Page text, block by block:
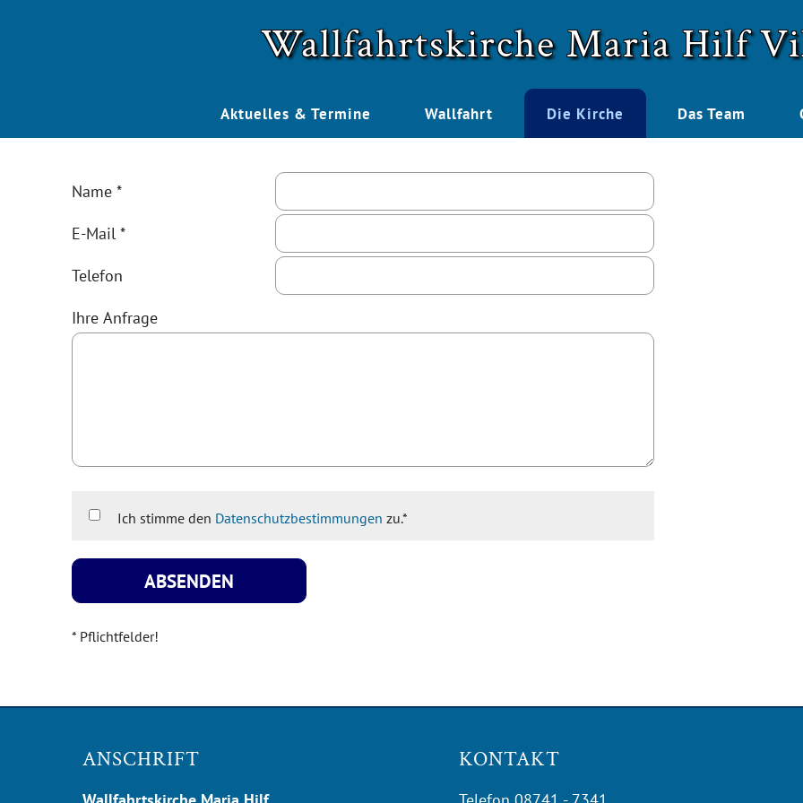
Wallfahrtskirche Maria Hilf
Aktuelles & Termine Wallfahrt Die Kirche Das Team
Name *
E-Mail *
Telefon
Ihre Anfrage
Ich stimme den Datenschutzbestimmungen zu.*
* Pflichtfelder!
ANSCHRIFT KONTAKT